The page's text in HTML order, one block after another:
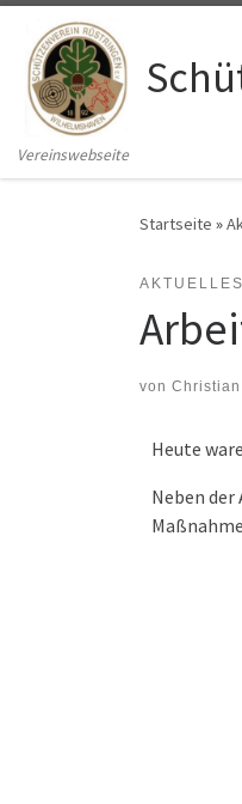
Zum Inhalt springen
Vereinswebseite
Startseite »
AKTUELLES
von
Heute
Neben